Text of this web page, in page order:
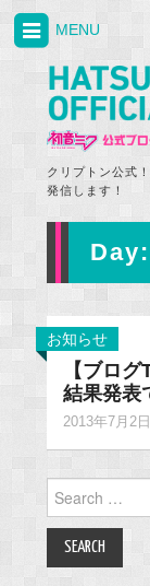
クリプトン公式
発信します！
MENU
Day:
お知らせ
【ブロ
結果発表
2013年7月2
Search
for: